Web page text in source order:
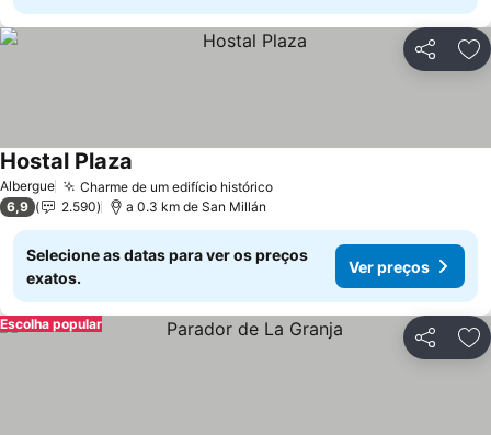
Partilhar
Albergue Charme de um edifício histórico
Hostal Plaza
6,9 2.590 a 0.3 km de San Millán
Selecione as datas para ver os preços
exatos.
Ver preços
Partilhar
Escolha popular